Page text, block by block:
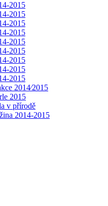
2015
2015
2015
2015
2015
2015
2015
2015
2015
2014⁄2015
2015
v přírodě
2014-2015